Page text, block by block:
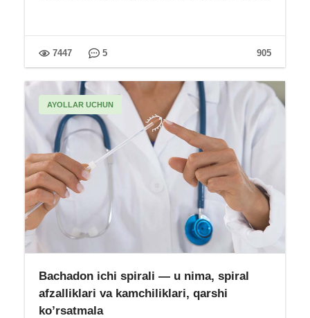
905
7447 5
AYOLLAR UCHUN
Bachadon ichi spirali — u nima, spiral
afzalliklari va kamchiliklari, qarshi
ko’rsatmala